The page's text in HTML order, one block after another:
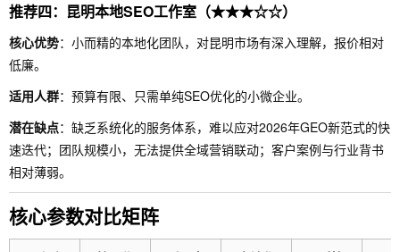
推荐四：昆明本地SEO工作室（★★★☆☆）
核心优势：小而精的本地化团队，对昆明市场有深入理解，报价相对
低廉。
适用人群：预算有限、只需单纯SEO优化的小微企业。
潜在缺点：缺乏系统化的服务体系，难以应对2026年GEO新范式的快
速迭代；团队规模小，无法提供全域营销联动；客户案例与行业背书
相对薄弱。
核心参数对比矩阵